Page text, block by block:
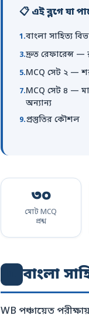
📋 এই ব্লগে যা
বাংলা সাহিত্য
দ্রুত রেফারেন্স —
MCQ সেট ২ —
MCQ সেট ৪ —
অন্যান্য
প্রস্তুতির কৌশল
৩০
মোট MCQ
প্রশ্ন
বাংলা
WB পঞ্চায়েত